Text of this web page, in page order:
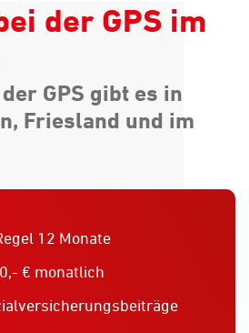
der GPS im
GPS gibt es in
Friesland und im
12 Monate
€ monatlich